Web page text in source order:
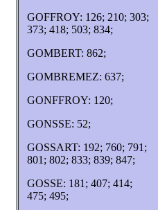
GOFFROY: 126; 210; 303;
373; 418; 503; 834;
GOMBERT: 862;
GOMBREMEZ: 637;
GONFFROY: 120;
GONSSE: 52;
GOSSART: 192; 760; 791;
801; 802; 833; 839; 847;
GOSSE: 181; 407; 414;
475; 495;